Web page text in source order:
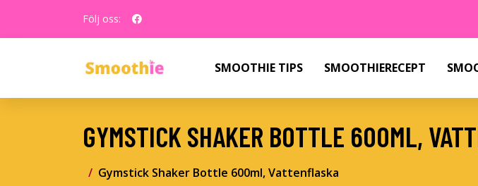
Följ oss:
SMOOTHIE TIPS SMOOTHIERECEPT
GYMSTICK SHAKER BOTTLE 600ML,
Gymstick Shaker Bottle 600ml, Vattenflaska